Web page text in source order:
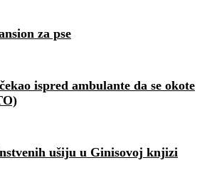
za pse
ispred ambulante da se okote
ušiju u Ginisovoj knjizi